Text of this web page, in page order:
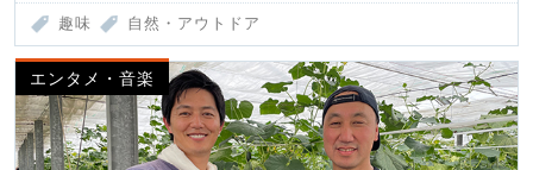
趣味 自然・アウトドア
エンタメ・音楽